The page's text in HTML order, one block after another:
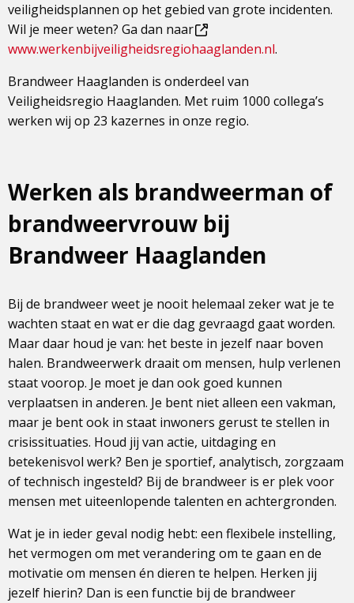
veiligheidsplannen op het gebied van grote incidenten.
Wil je meer weten? Ga dan naar
Dit
een
externe
pagina
www.werkenbijveiligheidsregiohaaglanden.nl.
Brandweer Haaglanden is onderdeel van
Veiligheidsregio Haaglanden. Met ruim 1000 collega’s
werken wij op 23 kazernes in onze regio.
Werken als brandweerman of
brandweervrouw bij
Brandweer Haaglanden
Bij de brandweer weet je nooit helemaal zeker wat je te
wachten staat en wat er die dag gevraagd gaat worden.
Maar daar houd je van: het beste in jezelf naar boven
halen. Brandweerwerk draait om mensen, hulp verlenen
staat voorop. Je moet je dan ook goed kunnen
verplaatsen in anderen. Je bent niet alleen een vakman,
maar je bent ook in staat inwoners gerust te stellen in
crisissituaties. Houd jij van actie, uitdaging en
betekenisvol werk? Ben je sportief, analytisch, zorgzaam
of technisch ingesteld? Bij de brandweer is er plek voor
mensen met uiteenlopende talenten en achtergronden.
Wat je in ieder geval nodig hebt: een flexibele instelling,
het vermogen om met verandering om te gaan en de
motivatie om mensen én dieren te helpen. Herken jij
jezelf hierin? Dan is een functie bij de brandweer